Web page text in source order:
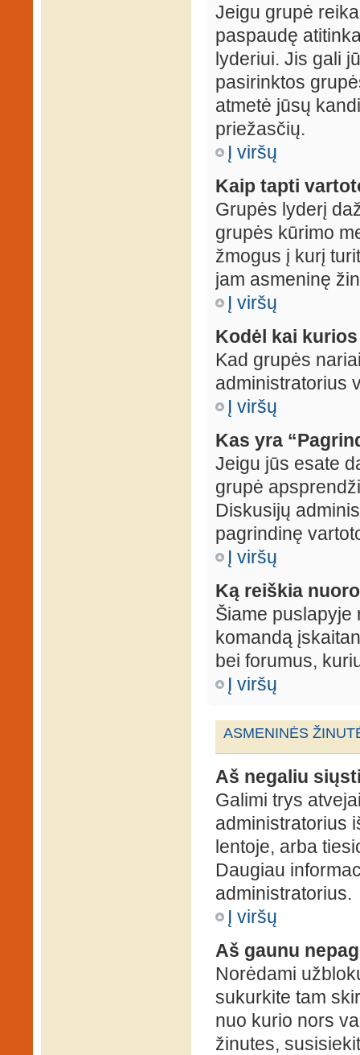
Jeigu grupė
paspaudę
lyderiui. Jis gali
pasirinktos
atmetė jūsų
priežasčių.
Į viršų
Kaip tapti
Grupės lyderį
grupės kūrimo
žmogus į kurį
jam asmeninę
Į viršų
Kodėl kai
Kad grupės
administratorius
Į viršų
Kas yra
Jeigu jūs esate
grupė
Diskusijų
pagrindinę
Į viršų
Ką reiškia
Šiame
komandą
bei forumus,
Į viršų
ASMENINĖS
Aš negaliu
Galimi trys
administratorius
lentoje, arba
Daugiau
administratorius.
Į viršų
Aš gaunu
Norėdami
sukurkite tam
nuo kurio nors
žinutes,